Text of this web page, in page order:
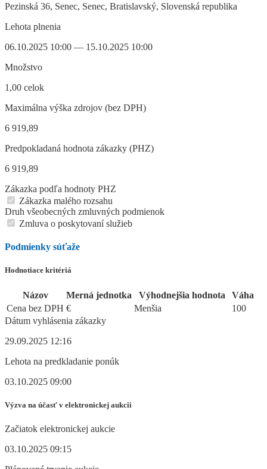
Pezinská 36, Senec, Senec, Bratislavský, Slovenská republika
Lehota plnenia
06.10.2025 10:00 — 15.10.2025 10:00
Množstvo
1,00 celok
Maximálna výška zdrojov (bez DPH)
6 919,89
Predpokladaná hodnota zákazky (PHZ)
6 919,89
Zákazka podľa hodnoty PHZ
Zákazka malého rozsahu
Druh všeobecných zmluvných podmienok
Zmluva o poskytovaní služieb
Podmienky súťaže
Hodnotiace kritériá
Názov Merná jednotka Výhodnejšia hodnota
Váha
Cena bez DPH € Menšia
100
Dátum vyhlásenia zákazky
29.09.2025 12:16
Lehota na predkladanie ponúk
03.10.2025 09:00
Výzva na účasť v elektronickej aukcii
Začiatok elektronickej aukcie
03.10.2025 09:15